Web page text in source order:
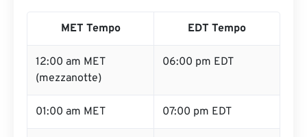
MET Tempo EDT Tempo
12:00 am MET
(mezzanotte)
06:00 pm EDT
01:00 am MET 07:00 pm EDT